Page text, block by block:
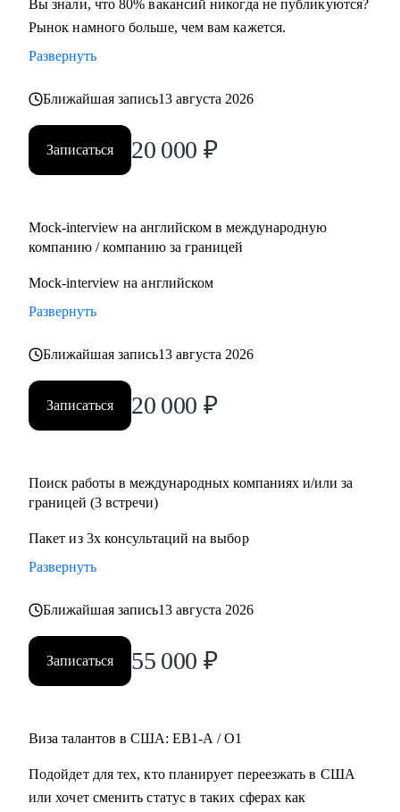
Вы знали, что 80% вакансий никогда не публикуются?
Рынок намного больше, чем вам кажется.
Развернуть
Ближайшая запись13 августа 2026
Записаться 20 000 ₽
Mock-interview на английском в международную
компанию / компанию за границей
Mock-interview на английском
Развернуть
Ближайшая запись13 августа 2026
Записаться 20 000 ₽
Поиск работы в международных компаниях и/или за
границей (3 встречи)
Пакет из 3х консультаций на выбор
Развернуть
Ближайшая запись13 августа 2026
Записаться 55 000 ₽
Виза талантов в США: EB1-A / O1
Подойдет для тех, кто планирует переезжать в США
или хочет сменить статус в таких сферах как